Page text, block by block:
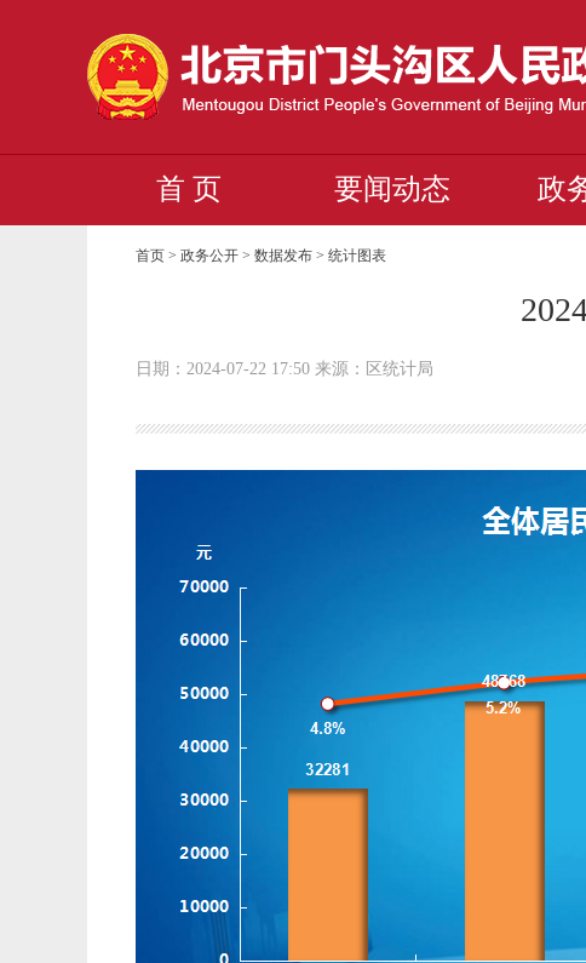
首 页 要闻动态 政
首页 > 政务公开 > 数据发布 >统计图表
日期：2024-07-22 17:50 来源：区统计局